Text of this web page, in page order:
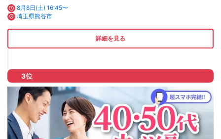
8月8日(土) 16:45〜
埼玉県熊谷市
詳細を見る
3位